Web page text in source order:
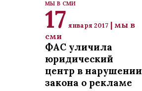
мы в сми
17 января 2017 | мы в
сми
ФАС уличила
юридический
центр в нарушении
закона о рекламе